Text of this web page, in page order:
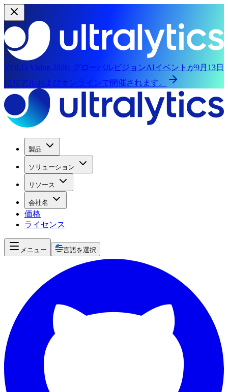
YOLO Vision 2026: グローバルビジョンAIイベントが9月13日
にリアルおよびオンラインで開催されます。
製品
ソリューション
リソース
会社名
価格
ライセンス
メニュー 言語を選択